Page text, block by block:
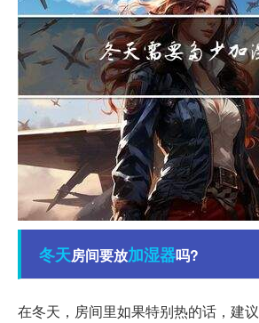
冬天房间要放加湿器吗?
在冬天，房间里如果特别热的话，建